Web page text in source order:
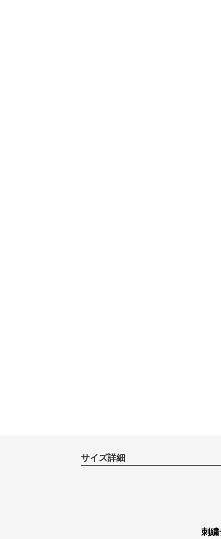
サイズ詳細
刺繍